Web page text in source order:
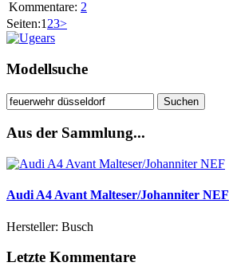
Kommentare: 2
Seiten:1 23>
Modellsuche
Suchen
nach:
Aus der Sammlung...
Audi A4 Avant Malteser/Johanniter NEF
Hersteller: Busch
Letzte Kommentare